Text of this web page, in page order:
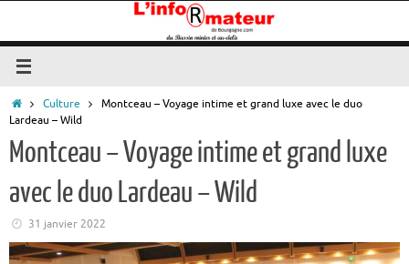
contenu
Accueil
Culture
Montceau – Voyage intime et grand luxe avec le duo
Lardeau – Wild
Montceau – Voyage intime et grand luxe
avec le duo Lardeau – Wild
31 janvier 2022